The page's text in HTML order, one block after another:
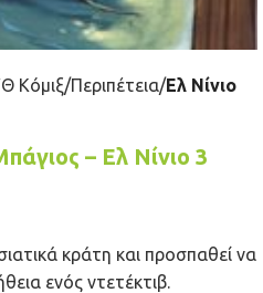
Κόμιξ Περιπέτεια Ελ Νίνιο
– Ελ Νίνιο 3
κράτη και προσπαθεί να
ενός ντετέκτιβ.